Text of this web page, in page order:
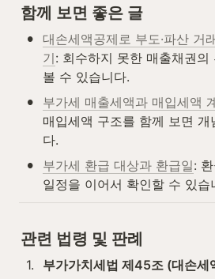
함께 보면 좋은 글
•
대손세액공제로 부도·파산 거
기: 회수하지 못한 매출채권의
볼 수 있습니다.
• 부가세 매출세액과 매입세액
매입세액 구조를 함께 보면 개
다.
• 부가세 환급 대상과 환급일:
일정을 이어서 확인할 수 있습
관련 법령 및 판례
1.
부가가치세법 제45조 (대손세